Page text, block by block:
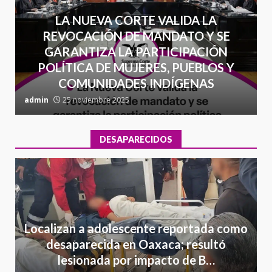
LA NUEVA CORTE VALIDA LA
REVOCACIÓN DE MANDATO Y SE
GARANTIZA LA PARTICIPACIÓN
POLÍTICA DE MUJERES, PUEBLOS Y
COMUNIDADES INDÍGENAS
admin 25 noviembre 2025
DESAPARECIDOS
Localizan a adolescente reportada como
desaparecida en Oaxaca; resultó
lesionada por impacto de B…